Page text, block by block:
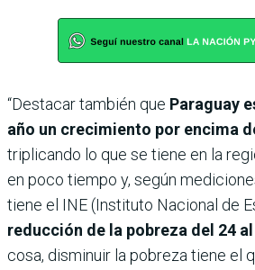
“Destacar también que Paraguay
año un crecimiento por encima
triplicando lo que se tiene en la
en poco tiempo y, según
tiene el INE (Instituto Nacional de
reducción de la pobreza del 24 al
cosa, disminuir la pobreza tiene el